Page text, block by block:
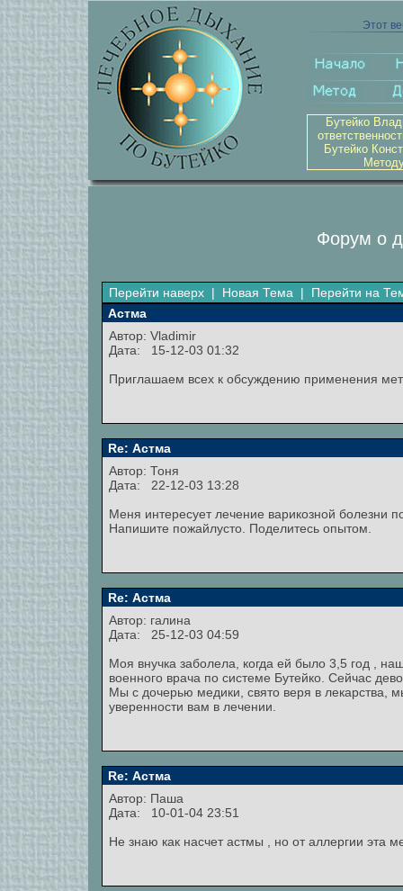
Этот
Бутейко
Бутейко
Форум о
Перейти наверх | Новая Тема | Перейти на
Астма
Автор: Vladimir
Дата: 15-12-03 01:32
Приглашаем всех к обсуждению применения
Re: Астма
Автор: Тоня
Дата: 22-12-03 13:28
Меня интересует лечение варикозной болезни
Напишите пожайлусто. Поделитесь опытом.
Re: Астма
Автор: галина
Дата: 25-12-03 04:59
Моя внучка заболела, когда ей было 3,5 год ,
военного врача по системе Бутейко. Сейчас
Мы с дочерью медики, свято веря в лекарства,
уверенности вам в лечении.
Re: Астма
Автор: Паша
Дата: 10-01-04 23:51
Не знаю как насчет астмы , но от аллергии эта